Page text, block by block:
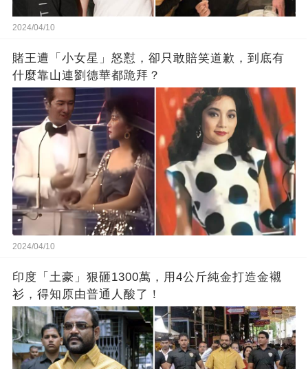
2024/04/10
賭王遭「小女星」怒懟，卻只敢賠笑道歉，到底有
什麼靠山連劉德華都跪拜？
2024/04/10
印度「土豪」狠砸1300萬，用4公斤純金打造金襯
衫，得知原由普通人酸了！